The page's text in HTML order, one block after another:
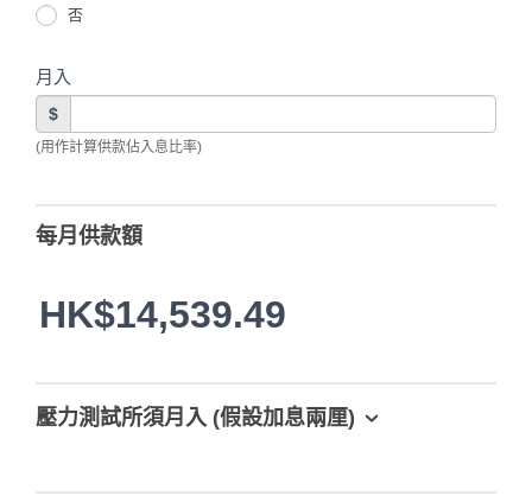
否
月入
$
(用作計算供款佔入息比率)
每月供款額
HK$14,539.49
壓力測試所須月入 (假設加息兩厘)